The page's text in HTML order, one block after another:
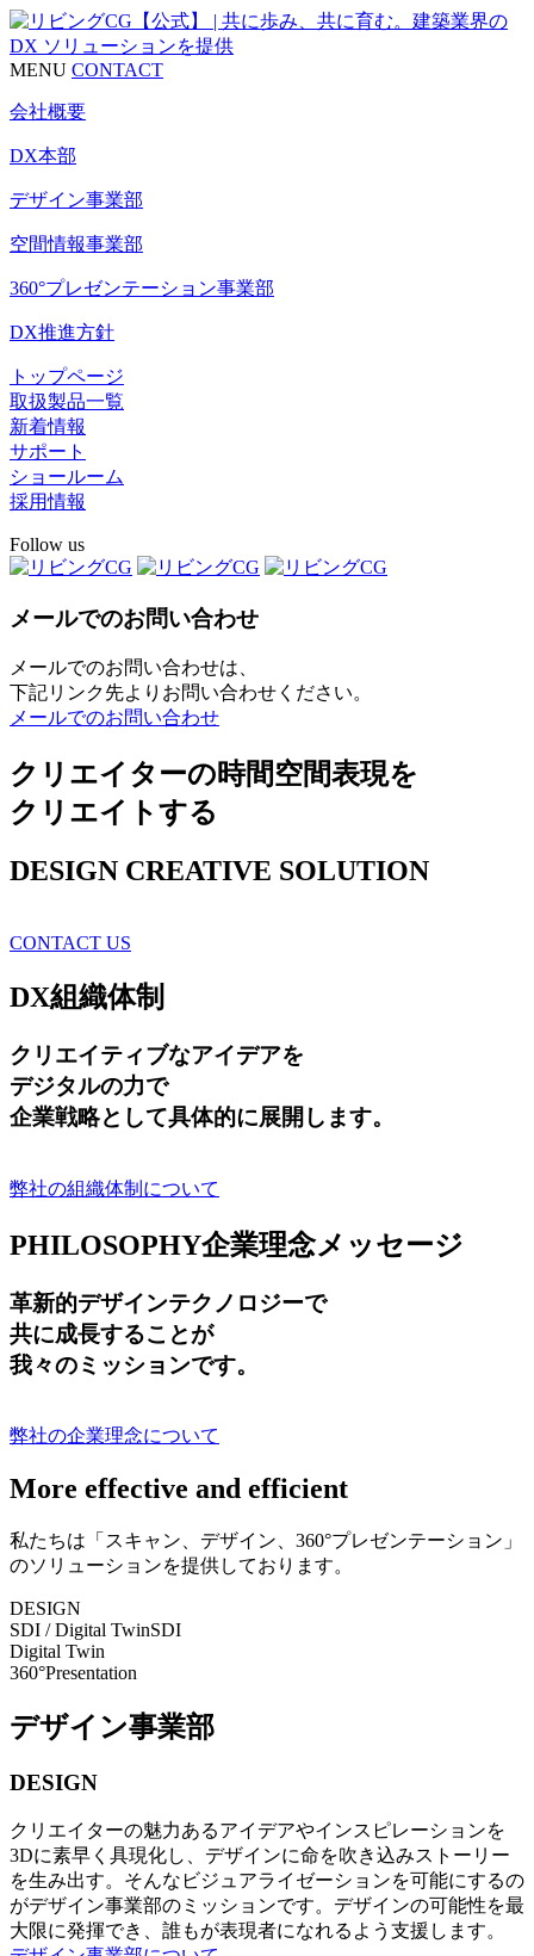
MENU CONTACT
会社概要
DX本部
デザイン事業部
空間情報事業部
360°プレゼンテーション事業部
DX推進方針
トップページ
取扱製品一覧
新着情報
サポート
ショールーム
採用情報
Follow us
メールでのお問い合わせ
メールでのお問い合わせは、
下記リンク先よりお問い合わせください。
メールでのお問い合わせ
クリエイターの時間空間表現を
クリエイトする
DESIGN CREATIVE SOLUTION
CONTACT US
DX組織体制
クリエイティブなアイデアを
デジタルの力で
企業戦略として具体的に展開します。
弊社の組織体制について
PHILOSOPHY企業理念メッセージ
革新的デザインテクノロジーで
共に成長することが
我々のミッションです。
弊社の企業理念について
More effective and efficient
私たちは「スキャン、デザイン、360°プレゼンテーション」
のソリューションを提供しております。
DESIGN
SDI / Digital TwinSDI
Digital Twin
360°Presentation
デザイン事業部
DESIGN
クリエイターの魅力あるアイデアやインスピレーションを
3Dに素早く具現化し、デザインに命を吹き込みストーリー
を生み出す。そんなビジュアライゼーションを可能にするの
がデザイン事業部のミッションです。デザインの可能性を最
大限に発揮でき、誰もが表現者になれるよう支援します。